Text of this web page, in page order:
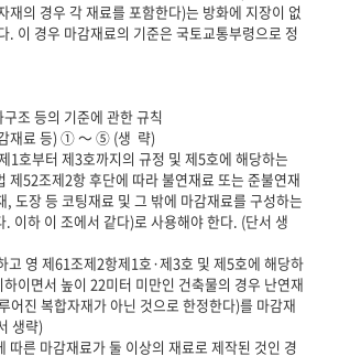
재의 경우 각 재료를 포함한다)는 방화에 지장이 없
. 이 경우 마감재료의 기준은 국토교통부령으로 정
재료 등) ① ～ ⑤ (생  략)
제52조제2항 후단에 따라 불연재료 또는 준불연재
, 도장 등 코팅재료 및 그 밖에 마감재료를 구성하는
. 이하 이 조에서 같다)로 사용해야 한다. (단서 생
이면서 높이 22미터 미만인 건축물의 경우 난연재
어진 복합자재가 아닌 것으로 한정한다)를 마감재
생략)